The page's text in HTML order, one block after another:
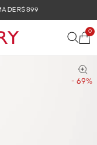
DE R$ 899
0
- 69%